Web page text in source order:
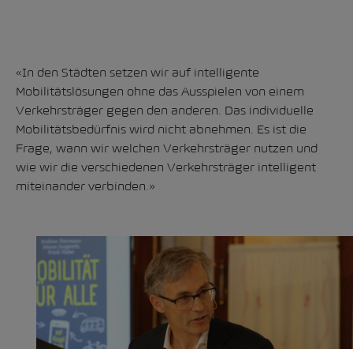
«In den Städten setzen wir auf intelligente
Mobilitätslösungen ohne das Ausspielen von einem
Verkehrsträger gegen den anderen. Das individuelle
Mobilitätsbedürfnis wird nicht abnehmen. Es ist die
Frage, wann wir welchen Verkehrsträger nutzen und
wie wir die verschiedenen Verkehrsträger intelligent
miteinander verbinden.»